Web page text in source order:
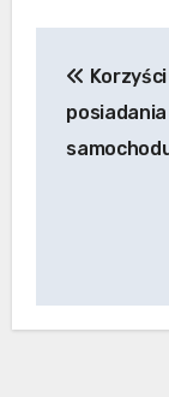
wpisu
posiadania